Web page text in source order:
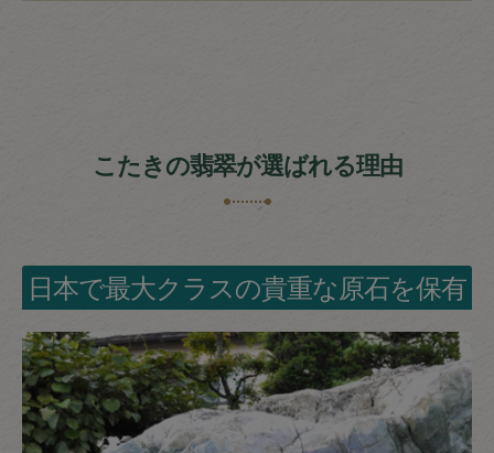
こたきの翡翠が選ばれる理由
日本で最大クラスの貴重な原石を保有